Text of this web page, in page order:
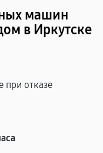
машин
в Иркутске
при отказе